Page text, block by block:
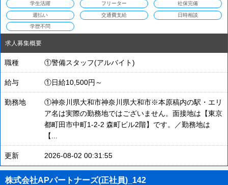
学生活躍 フリーター 社保完備
週払い 交通費支給 日時相談
学歴不問
求人募集概要
職種 ①警備スタッフ(アルバイト)
給与 ①日給10,500円～
勤務地
①神奈川県大和市神奈川県大和市※本原稿内の駅・エリ
ア名は実際の勤務地ではございません。面接地は【東京
都町田市中町1-2-2 森町ビル2階】です。／勤務地は
【...
更新 2026-08-02 00:31:55
株式会社APパートナーズ(正社員)_142